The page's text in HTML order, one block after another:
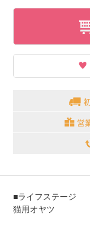
■ライフステージ
猫用オヤツ